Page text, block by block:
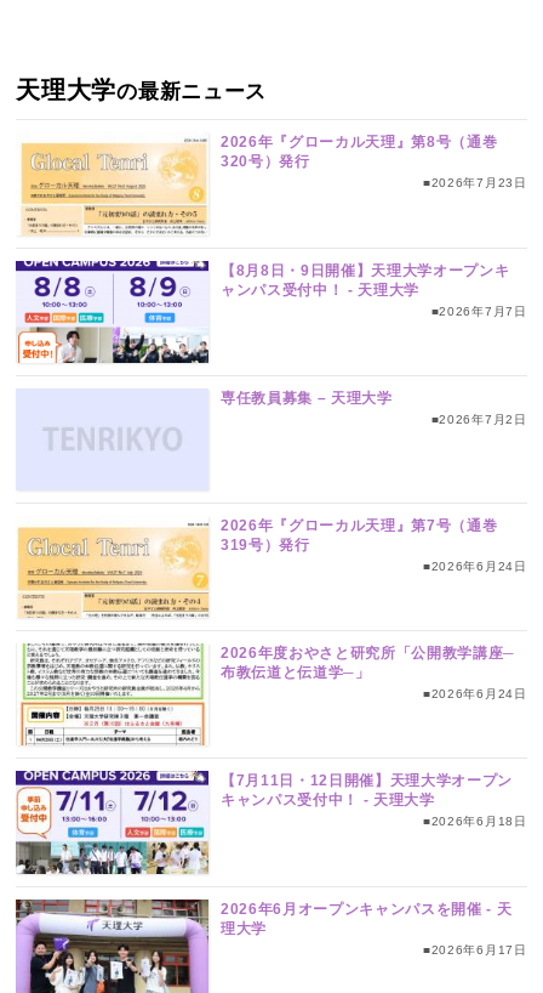
天理大学の最新ニュース
2026年『グローカル天理』第8号（通巻
320号）発行
■2026年7月23日
【8月8日・9日開催】天理大学オープンキ
ャンパス受付中！ ‐ 天理大学
■2026年7月7日
専任教員募集 – 天理大学
■2026年7月2日
2026年『グローカル天理』第7号（通巻
319号）発行
■2026年6月24日
2026年度おやさと研究所「公開教学講座─
布教伝道と伝道学─」
■2026年6月24日
【7月11日・12日開催】天理大学オープン
キャンパス受付中！ ‐ 天理大学
■2026年6月18日
2026年6月オープンキャンパスを開催 ‐ 天
理大学
■2026年6月17日